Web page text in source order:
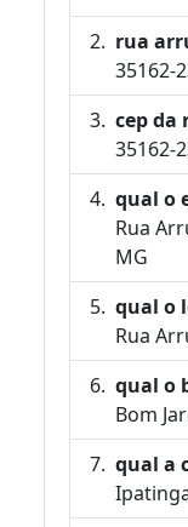
rua
35162-
cep da
35162-
qual o
Rua
MG
qual o
Rua
qual o
Bom
qual a